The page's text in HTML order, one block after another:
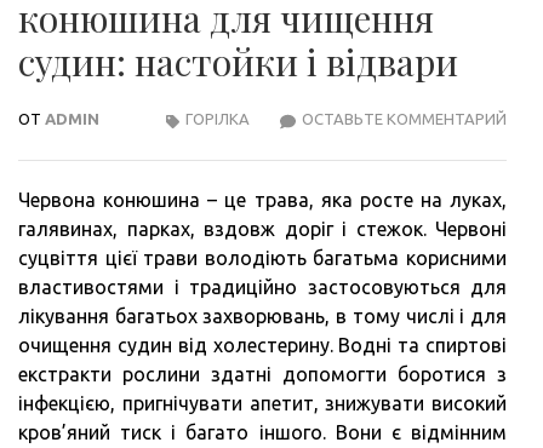
конюшина для чищення
судин: настойки і відвари
ОТ ADMIN ОСТАВЬТЕ КОММЕНТАРИЙ
ГОРІЛКА
Червона конюшина – це трава, яка росте на луках,
галявинах, парках, вздовж доріг і стежок. Червоні
суцвіття цієї трави володіють багатьма корисними
властивостями і традиційно застосовуються для
лікування багатьох захворювань, в тому числі і для
очищення судин від холестерину. Водні та спиртові
екстракти рослини здатні допомогти боротися з
інфекцією, пригнічувати апетит, знижувати високий
кров’яний тиск і багато іншого. Вони є відмінним